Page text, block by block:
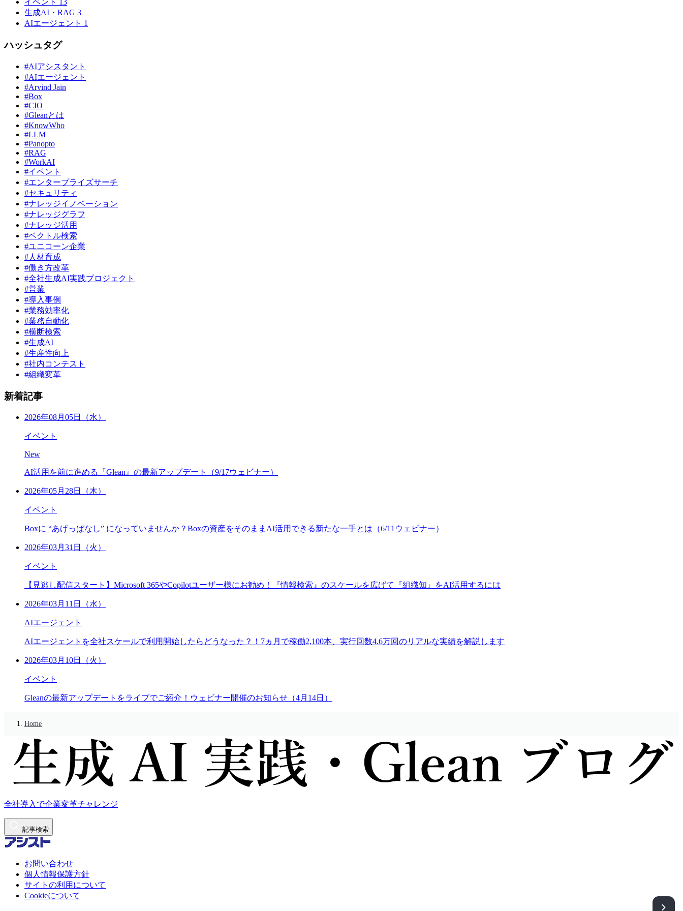
イベント 13
生成AI・RAG 3
AIエージェント 1
ハッシュタグ
#AIアシスタント
#AIエージェント
#Arvind Jain
#Box
#CIO
#Gleanとは
#KnowWho
#LLM
#Panopto
#RAG
#WorkAI
#イベント
#エンタープライズサーチ
#セキュリティ
#ナレッジイノベーション
#ナレッジグラフ
#ナレッジ活用
#ベクトル検索
#ユニコーン企業
#人材育成
#働き方改革
#全社生成AI実践プロジェクト
#営業
#導入事例
#業務効率化
#業務自動化
#横断検索
#生成AI
#生産性向上
#社内コンテスト
#組織変革
新着記事
2026年08月05日（水）
イベント
New
AI活用を前に進める『Glean』の最新アップデート（9/17ウェビナー）
2026年05月28日（木）
イベント
Boxに “あげっぱなし” になっていませんか？Boxの資産をそのままAI活用できる新たな一手とは（6/11ウェビナー）
2026年03月31日（火）
イベント
【見逃し配信スタート】Microsoft 365やCopilotユーザー様にお勧め！『情報検索』のスケールを広げて『組織知』をAI活用するには
2026年03月11日（水）
AIエージェント
AIエージェントを全社スケールで利用開始したらどうなった？！7ヵ月で稼働2,100本、実行回数4.6万回のリアルな実績を解説します
2026年03月10日（火）
イベント
Gleanの最新アップデートをライブでご紹介！ウェビナー開催のお知らせ（4月14日）
Home
全社導入で企業変革チャレンジ
記事検索
お問い合わせ
個人情報保護方針
サイトの利用について
Cookieについて